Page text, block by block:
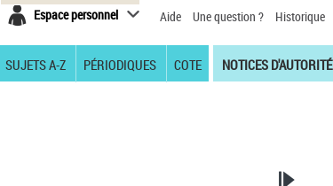
Espace personnel Aide Une question ? Historique
SUJETS A-Z PÉRIODIQUES COTE NOTICES D'AUTORITÉ